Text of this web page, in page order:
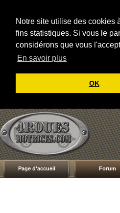
Notre site utilise des cookies
fins statistiques. Si vous le
considérons que vous
En savoir plus
OK
Page d'accueil Forum